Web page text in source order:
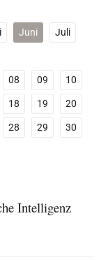
Juni
Juli
08 09
10
18 19
20
28 29 30
Intelligenz